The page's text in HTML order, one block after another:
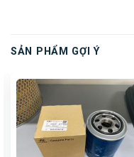
SẢN PHẨM GỢI Ý